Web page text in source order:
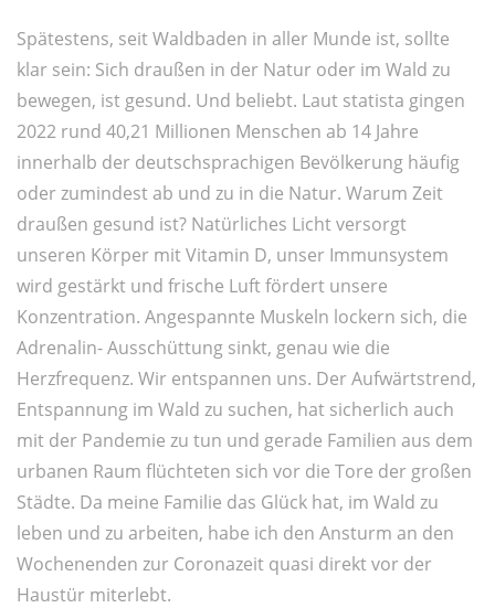
Spätestens, seit Waldbaden in aller Munde ist, sollte
klar sein: Sich draußen in der Natur oder im Wald zu
bewegen, ist gesund. Und beliebt. Laut statista gingen
2022 rund 40,21 Millionen Menschen ab 14 Jahre
innerhalb der deutschsprachigen Bevölkerung häufig
oder zumindest ab und zu in die Natur. Warum Zeit
draußen gesund ist? Natürliches Licht versorgt
unseren Körper mit Vitamin D, unser Immunsystem
wird gestärkt und frische Luft fördert unsere
Konzentration. Angespannte Muskeln lockern sich, die
Adrenalin- Ausschüttung sinkt, genau wie die
Herzfrequenz. Wir entspannen uns. Der Aufwärtstrend,
Entspannung im Wald zu suchen, hat sicherlich auch
mit der Pandemie zu tun und gerade Familien aus dem
urbanen Raum flüchteten sich vor die Tore der großen
Städte. Da meine Familie das Glück hat, im Wald zu
leben und zu arbeiten, habe ich den Ansturm an den
Wochenenden zur Coronazeit quasi direkt vor der
Haustür miterlebt.